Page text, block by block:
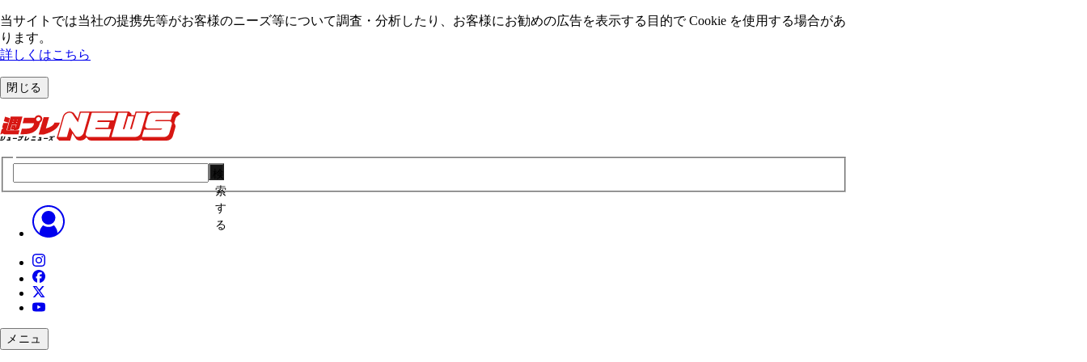
当サイトでは当社の提携先等がお客様のニーズ等について調査・分析したり、お客様にお勧めの広告を表⽰する⽬的で Cookie を使⽤する場合があ
ります。
詳しくはこちら
閉じる
索
す
る
メニュ